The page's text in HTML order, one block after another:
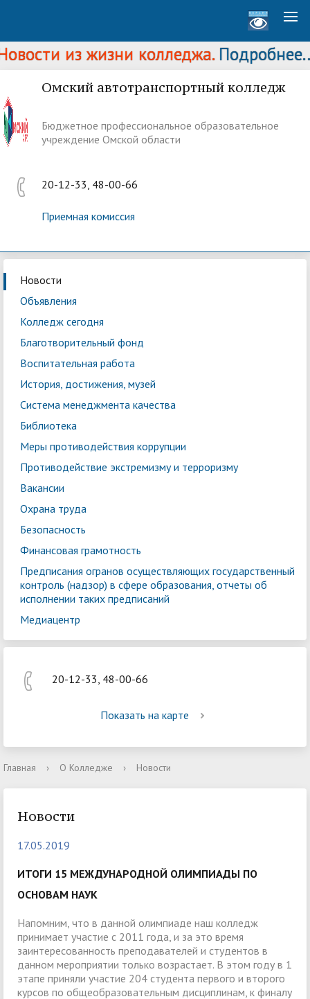
из жизни колледжа.Подробнее...
Омский автотранспортный колледж
Бюджетное профессиональное образовательное
учреждение Омской области
20-12-33, 48-00-66
Приемная комиссия
Новости
Объявления
Колледж сегодня
Благотворительный фонд
Воспитательная работа
История, достижения, музей
Система менеджмента качества
Библиотека
Меры противодействия коррупции
Противодействие экстремизму и терроризму
Вакансии
Охрана труда
Безопасность
Финансовая грамотность
Предписания огранов осуществляющих государственный
контроль (надзор) в сфере образования, отчеты об
исполнении таких предписаний
Медиацентр
20-12-33, 48-00-66
Показать на карте
Главная › О Колледже › Новости
Новости
17.05.2019
ИТОГИ 15 МЕЖДУНАРОДНОЙ ОЛИМПИАДЫ ПО
ОСНОВАМ НАУК
Напомним, что в данной олимпиаде наш колледж
принимает участие с 2011 года, и за это время
заинтересованность преподавателей и студентов в
данном мероприятии только возрастает. В этом году в 1
этапе приняли участие 204 студента первого и второго
курсов по общеобразовательным дисциплинам, к финалу